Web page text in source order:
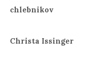
chlebnikov
Christa Issinger